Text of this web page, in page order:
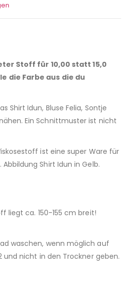
Stoff für 10,00 statt 15,0
die Farbe aus die du
Shirt Idun, Bluse Felia, Sontje
Ein Schnittmuster ist nicht
ist eine super Ware für
Shirt Idun in Gelb.
liegt ca. 150-155 cm breit!
waschen, wenn möglich auf
und nicht in den Trockner geben.